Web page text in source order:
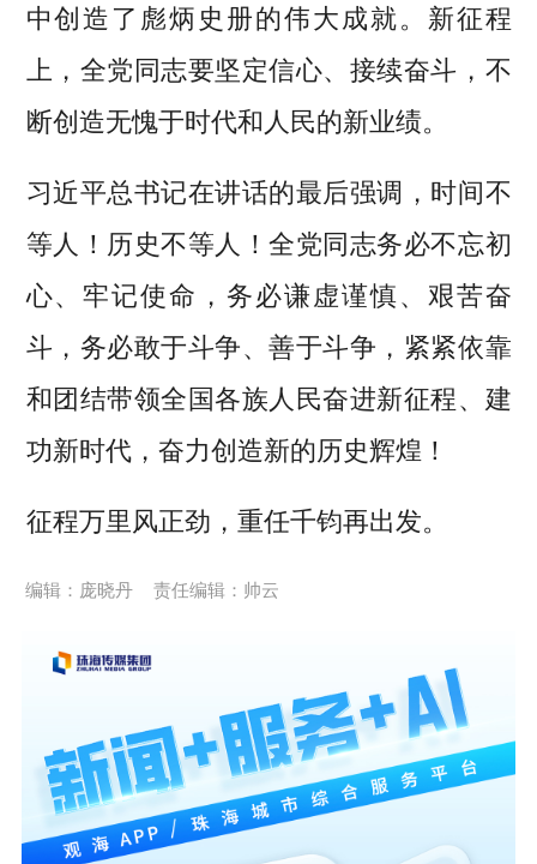
中创造了彪炳史册的伟大成就。新征程
上，全党同志要坚定信心、接续奋斗，不
断创造无愧于时代和人民的新业绩。
习近平总书记在讲话的最后强调，时间不
等人！历史不等人！全党同志务必不忘初
心、牢记使命，务必谦虚谨慎、艰苦奋
斗，务必敢于斗争、善于斗争，紧紧依靠
和团结带领全国各族人民奋进新征程、建
功新时代，奋力创造新的历史辉煌！
征程万里风正劲，重任千钧再出发。
编辑：庞晓丹 责任编辑：帅云